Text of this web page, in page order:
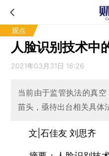
观点
人脸识别技术中
2021年03月31日 16:26
当前由于监管执法的真
苗头，亟待出台相关具体
文|石佳友 刘思齐